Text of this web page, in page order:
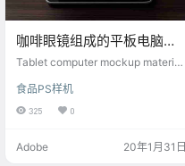
咖啡眼镜组成的平板电脑样
机素材
Tablet computer mockup material
食品PS样机
325 0
Adobe 20年1月31日